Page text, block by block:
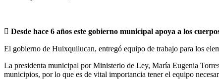
 Desde hace 6 años este gobierno municipal apoya a los
El gobierno de Huixquilucan, entregó equipo de trabajo para los
La presidenta municipal por Ministerio de Ley, María Eugenia
municipios, por lo que es de vital importancia tener el equipo